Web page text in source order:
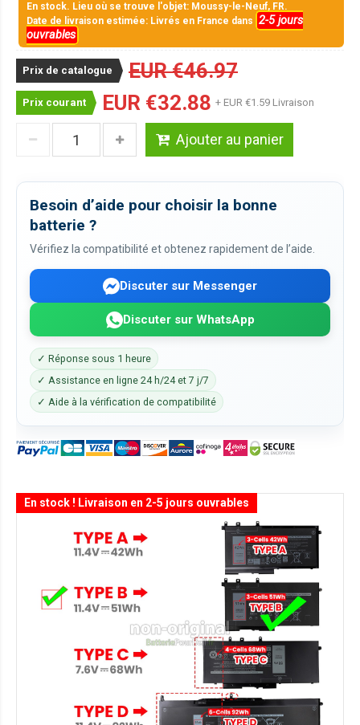
En stock. Lieu où se trouve l'objet: Moussy-le-Neuf, FR.
Date de livraison estimée: Livrés en France dans 2-5 jours
ouvrables
Prix de catalogue EUR €46.97
Prix courant EUR €32.88 + EUR €1.59 Livraison
Ajouter au panier
Besoin d’aide pour choisir la bonne
batterie ?
Vérifiez la compatibilité et obtenez rapidement de l’aide.
Discuter sur Messenger
Discuter sur WhatsApp
✓ Réponse sous 1 heure
✓ Assistance en ligne 24 h/24 et 7 j/7
✓ Aide à la vérification de compatibilité
En stock ! Livraison en 2-5 jours ouvrables